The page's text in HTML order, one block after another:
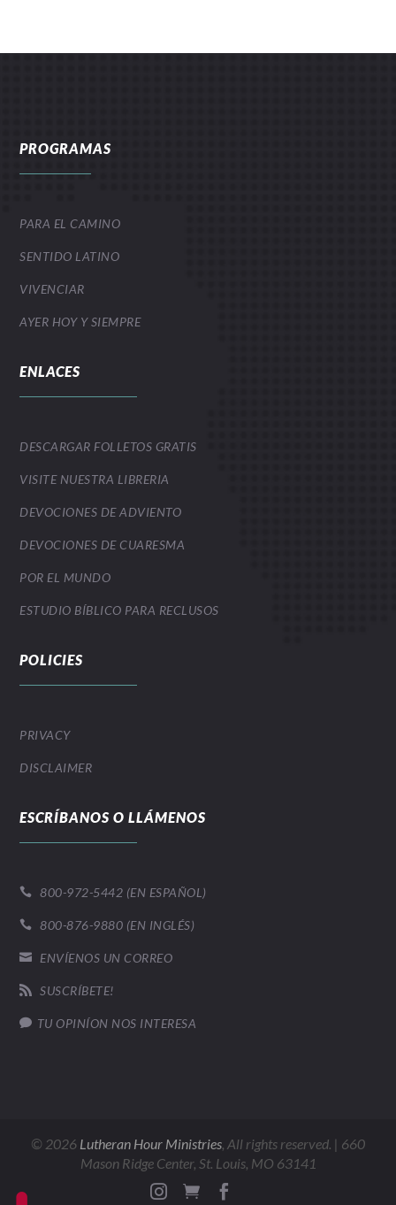
PROGRAMAS
PARA EL CAMINO
SENTIDO LATINO
VIVENCIAR
AYER HOY Y SIEMPRE
ENLACES
DESCARGAR FOLLETOS GRATIS
VISITE NUESTRA LIBRERIA
DEVOCIONES DE ADVIENTO
DEVOCIONES DE CUARESMA
POR EL MUNDO
ESTUDIO BÍBLICO PARA RECLUSOS
POLICIES
PRIVACY
DISCLAIMER
ESCRÍBANOS O LLÁMENOS
 800-972-5442 (EN ESPAÑOL)
 800-876-9880 (EN INGLÉS)
 ENVÍENOS UN CORREO
 SUSCRÍBETE!
 TU OPINÍON NOS INTERESA
© 2026 Lutheran Hour Ministries, All rights reserved. | 660
Mason Ridge Center, St. Louis, MO 63141

 